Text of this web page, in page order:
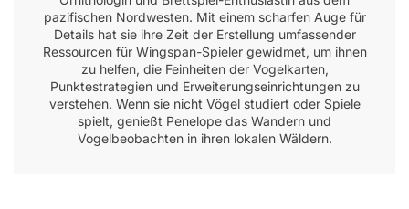
pazifischen Nordwesten. Mit einem scharfen Auge für
Details hat sie ihre Zeit der Erstellung umfassender
Ressourcen für Wingspan-Spieler gewidmet, um ihnen
zu helfen, die Feinheiten der Vogelkarten,
Punktestrategien und Erweiterungseinrichtungen zu
verstehen. Wenn sie nicht Vögel studiert oder Spiele
spielt, genießt Penelope das Wandern und
Vogelbeobachten in ihren lokalen Wäldern.